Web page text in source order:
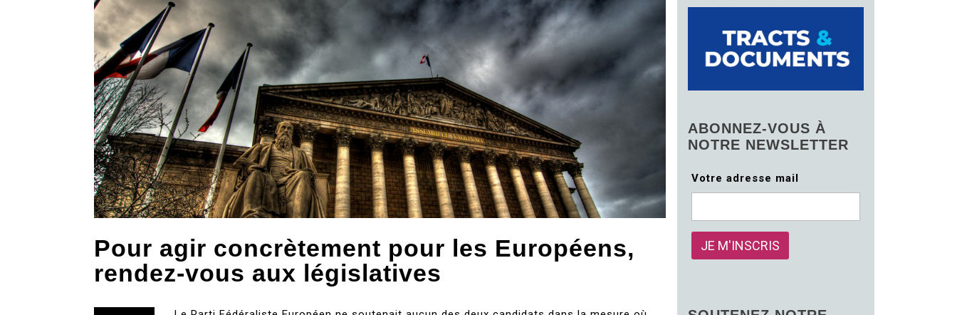
Pour agir concrètement pour les Européens,
rendez-vous aux législatives
ABONNEZ-VOUS À
NOTRE NEWSLETTER
Votre adresse mail